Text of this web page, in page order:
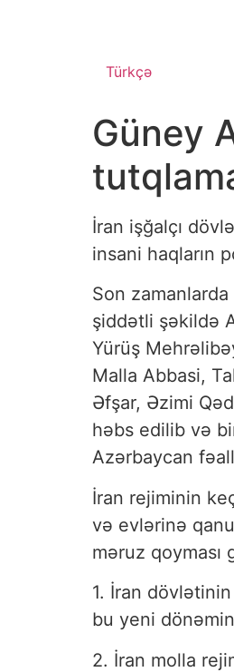
Türkçə
Güney
İran işğalçı
insani haqların
Son
şiddətli şəkildə
Yürüş
Malla Abbasi,
Əfşar, Əzimi
həbs edilib və
Azərbaycan
İran rejiminin
və evlərinə
məruz qoyması
1. İran
bu yeni
2. İran molla